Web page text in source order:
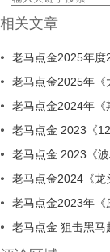
相关文章
老马点金2025年度
老马点金2025年《
老马点金2024年《
老马点金 2023《
老马点金 2023《波段
老马点金2024《龙
老马点金2023年《
老马点金 狙击黑马